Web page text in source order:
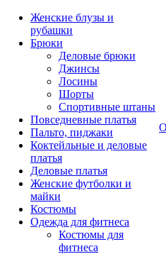
Женские блузы и
рубашки
Брюки
Деловые брюки
Джинсы
Лосины
Шорты
Спортивные штаны
Повседневные платья
Пальто, пиджаки
Коктейльные и деловые
платья
Деловые платья
Женские футболки и
майки
Костюмы
Одежда для фитнеса
Костюмы для
фитнеса